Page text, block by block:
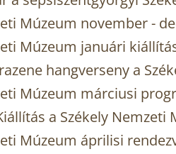
Múzeum november -
Múzeum januári
hangverseny a
Múzeum márciusi
a Székely
Múzeum áprilisi